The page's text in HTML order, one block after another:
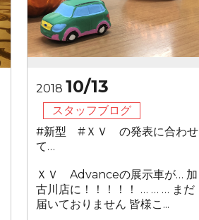
2018 10/13
スタッフブログ
#新型 #ＸＶ の発表に合わせ
て…
ＸＶ Advanceの展示車が… 加
古川店に！！！！！ … … … まだ
届いておりません 皆様こ...